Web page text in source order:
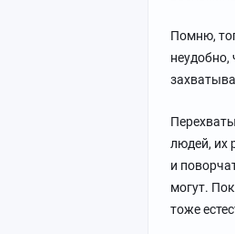
Помню,
людей, их
и
могут.
тоже